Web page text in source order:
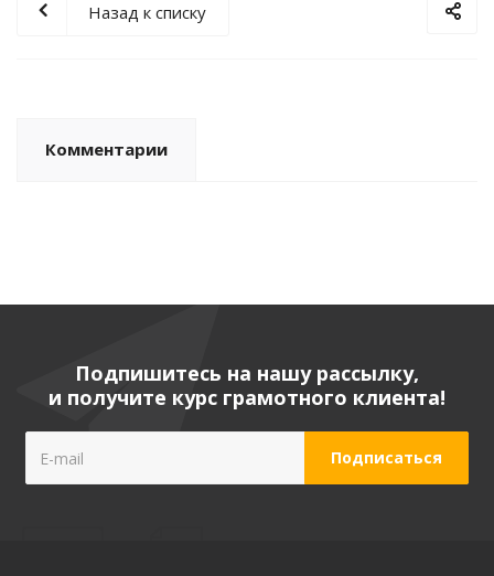
Назад к списку
Комментарии
Подпишитесь на нашу рассылку,
и получите курс грамотного клиента!